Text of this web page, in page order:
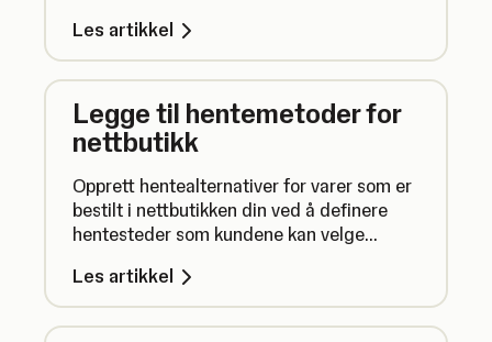
Les artikkel
Legge til hentemetoder for
nettbutikk
Opprett hentealternativer for varer som er
bestilt i nettbutikken din ved å definere
hentesteder som kundene kan velge
Les artikkel